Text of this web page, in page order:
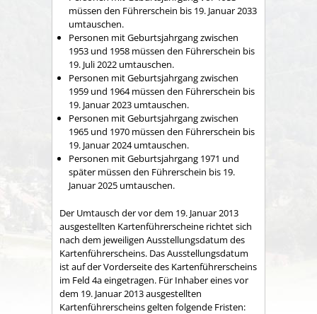
müssen den Führerschein bis 19. Januar 2033
umtauschen.
Personen mit Geburtsjahrgang zwischen
1953 und 1958 müssen den Führerschein bis
19. Juli 2022 umtauschen.
Personen mit Geburtsjahrgang zwischen
1959 und 1964 müssen den Führerschein bis
19. Januar 2023 umtauschen.
Personen mit Geburtsjahrgang zwischen
1965 und 1970 müssen den Führerschein bis
19. Januar 2024 umtauschen.
Personen mit Geburtsjahrgang 1971 und
später müssen den Führerschein bis 19.
Januar 2025 umtauschen.
Der Umtausch der vor dem 19. Januar 2013
ausgestellten Kartenführerscheine richtet sich
nach dem jeweiligen Ausstellungsdatum des
Kartenführerscheins. Das Ausstellungsdatum
ist auf der Vorderseite des Kartenführerscheins
im Feld 4a eingetragen. Für Inhaber eines vor
dem 19. Januar 2013 ausgestellten
Kartenführerscheins gelten folgende Fristen: